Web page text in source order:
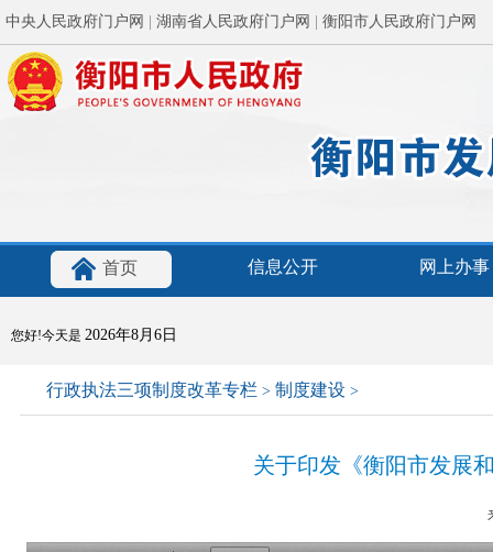
中央人民政府门户网 湖南省人民政府门户网 衡阳市人民政府门户网
首页 信息公开 网上办事
您好!今天是 2026年8月6日
行政执法三项制度改革专栏 > 制度建设 >
关于印发《衡阳市发展